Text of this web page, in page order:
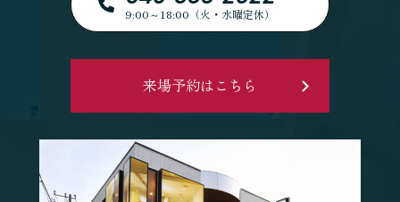
9:00～18:00（火・水曜定休）
来場予約はこちら